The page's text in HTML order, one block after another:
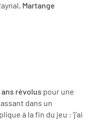
Martange
ans révolus pour une
dans un
à la fin du jeu : ‘j’ai